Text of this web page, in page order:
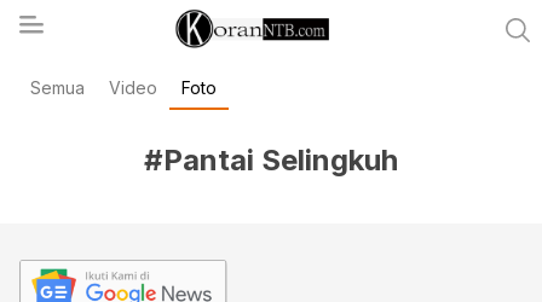
koranntb.com
Semua Video Foto
#Pantai Selingkuh